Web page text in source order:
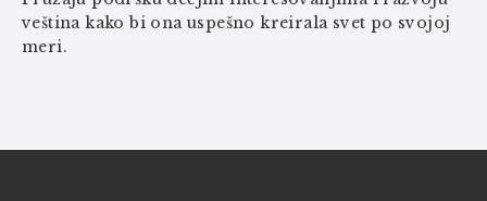
veština kako bi ona uspešno kreirala svet po svojoj
meri.